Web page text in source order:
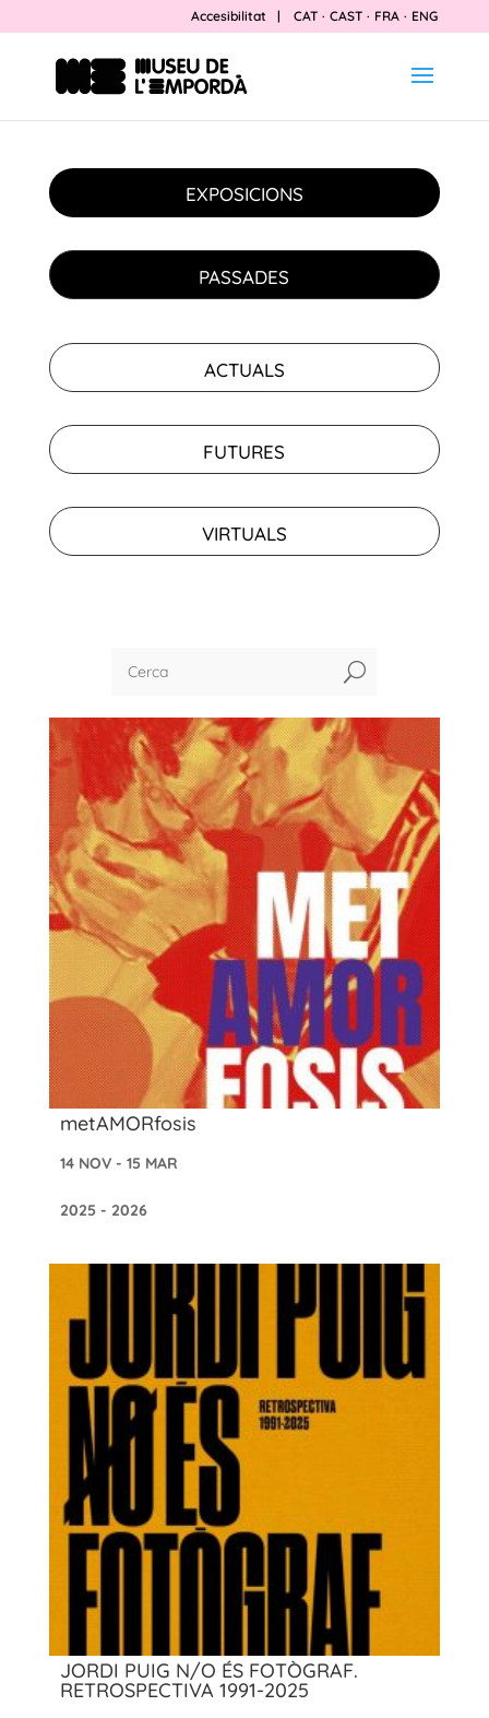
Accesibilitat | CAT · CAST · FRA · ENG
EXPOSICIONS
PASSADES
ACTUALS
FUTURES
VIRTUALS
U
metAMORfosis
14 NOV - 15 MAR
2025 - 2026
JORDI PUIG N/O ÉS FOTÒGRAF.
RETROSPECTIVA 1991-2025